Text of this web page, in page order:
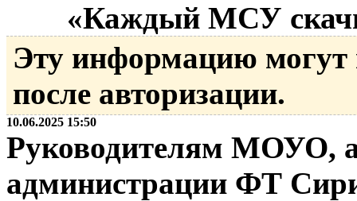
«Каждый МСУ
Эту информацию могут
после авторизации.
10.06.2025 15:50
Руководителям МОУО,
администрации ФТ